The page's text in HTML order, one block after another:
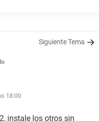
Siguiente Tema
18:00
instale los otros sin